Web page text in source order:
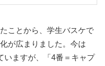
ことから、学生バスケで
が広まりました。今は
いますが、「4番＝キャプ